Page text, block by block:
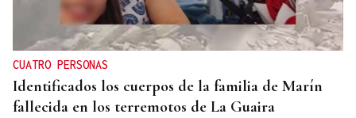
CUATRO PERSONAS
Identificados los cuerpos de la familia de Marín
fallecida en los terremotos de La Guaira